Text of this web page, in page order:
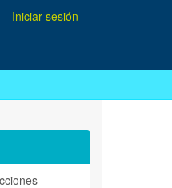
Iniciar sesión